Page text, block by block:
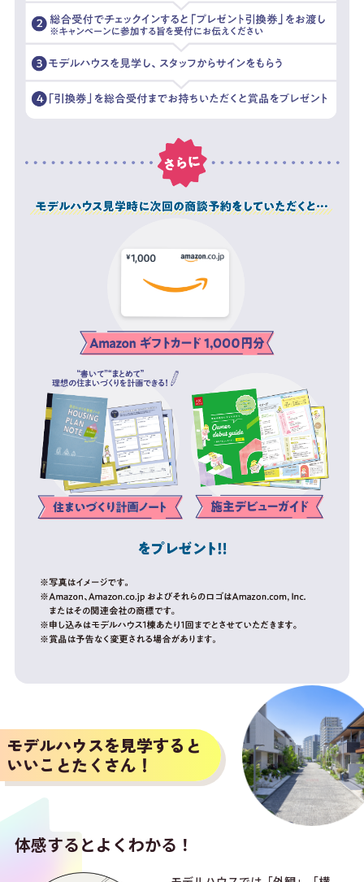
モデルハウスを見学すると
いいことたくさん！
体感するとよくわかる！